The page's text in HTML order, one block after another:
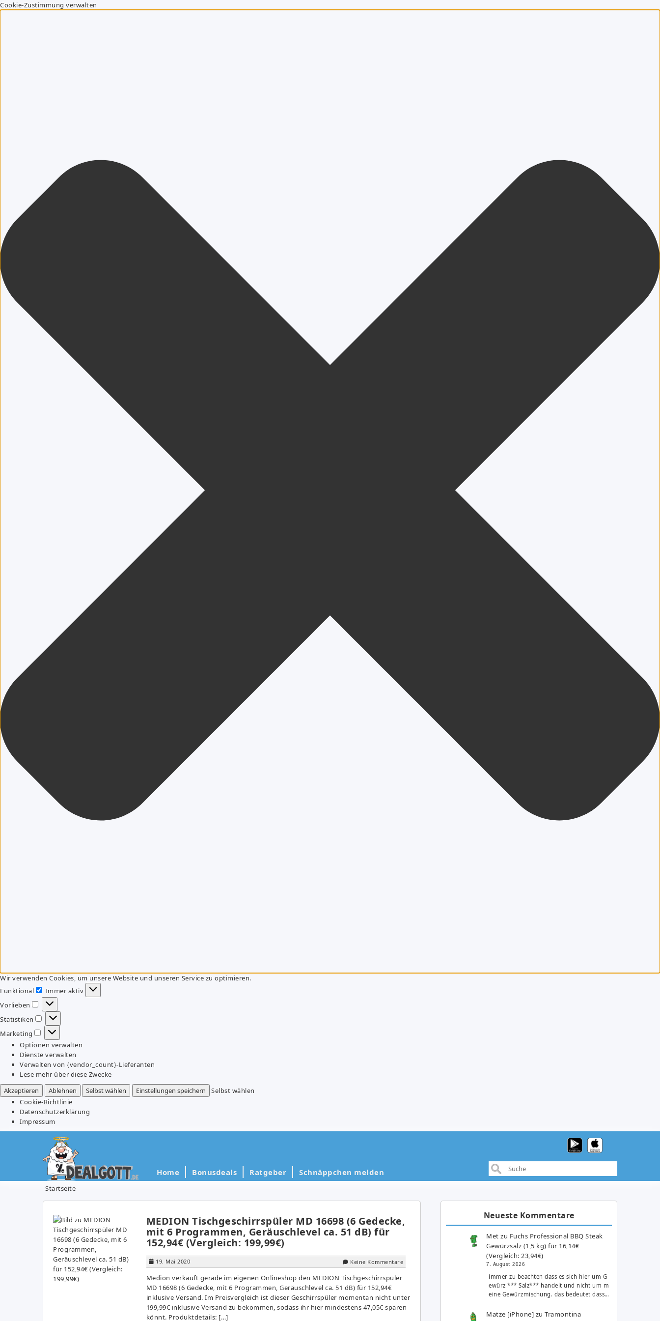
Cookie-Zustimmung verwalten
Wir verwenden Cookies, um unsere Website und unseren Service zu optimieren.
Funktional
Funktional
Immer aktiv
Vorlieben
Vorlieben
Statistiken
Statistiken
Marketing
Marketing
Optionen verwalten
Dienste verwalten
Verwalten von {vendor_count}-Lieferanten
Lese mehr über diese Zwecke
Akzeptieren
Ablehnen Selbst wählen Einstellungen speichern
Selbst wählen
Cookie-Richtlinie
Datenschutzerklärung
Impressum
Home Bonusdeals Ratgeber Schnäppchen melden
Startseite
MEDION Tischgeschirrspüler MD 16698 (6 Gedecke,
mit 6 Programmen, Geräuschlevel ca. 51 dB) für
152,94€ (Vergleich: 199,99€)
19. Mai 2020 Keine Kommentare
Medion verkauft gerade im eigenen Onlineshop den MEDION Tischgeschirrspüler
MD 16698 (6 Gedecke, mit 6 Programmen, Geräuschlevel ca. 51 dB) für 152,94€
inklusive Versand. Im Preisvergleich ist dieser Geschirrspüler momentan nicht unter
199,99€ inklusive Versand zu bekommen, sodass ihr hier mindestens 47,05€ sparen
könnt. Produktdetails: […]
Neueste Kommentare
Met zu Fuchs Professional BBQ Steak
Gewürzsalz (1,5 kg) für 16,14€
(Vergleich: 23,94€)
7. August 2026
immer zu beachten dass es sich hier um G
ewürz *** Salz*** handelt und nicht um m
eine Gewürzmischung. das bedeutet dass…
Matze [iPhone] zuTramontina